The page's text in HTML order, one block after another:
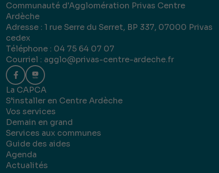
Communauté d'Agglomération Privas Centre
Ardèche
Adresse : 1 rue Serre du Serret, BP 337, 07000 Privas
cedex
Téléphone : 04 75 64 07 07
Courriel : agglo@privas-centre-ardeche.fr
La CAPCA
S’installer en Centre Ardèche
Vos services
Demain en grand
Services aux communes
Guide des aides
Agenda
Actualités